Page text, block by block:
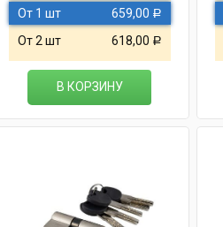
От 1 шт 659,00 Р
От 2 шт 618,00 Р
В КОРЗИНУ